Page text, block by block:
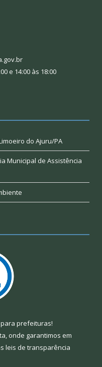
e 14:00 às 18:00
do Ajuru/PA
Municipal de Assistência
prefeituras!
onde garantimos em
leis de transparência